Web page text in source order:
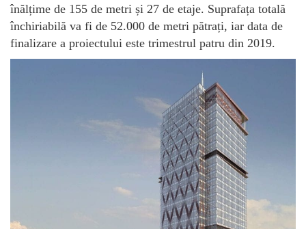
înălțime de 155 de metri și 27 de etaje. Suprafața totală
închiriabilă va fi de 52.000 de metri pătrați, iar data de
finalizare a proiectului este trimestrul patru din 2019.